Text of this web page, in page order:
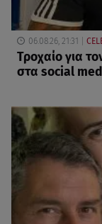
06.08.26, 21:31
Τροχαίο για
στα social